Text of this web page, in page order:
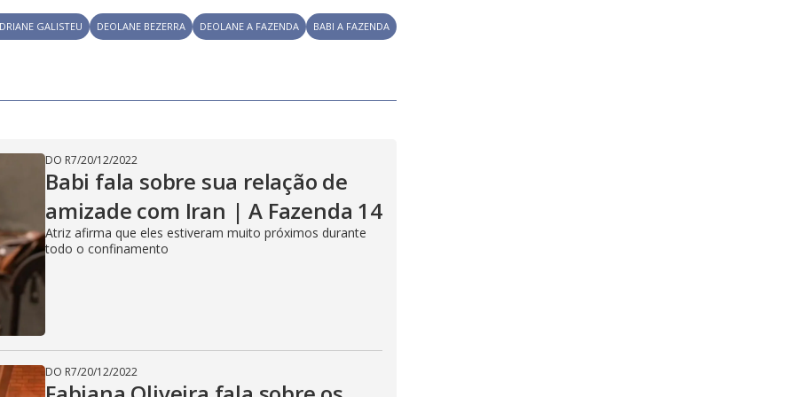
y
V
i
d
e
e
GALISTEU DEOLANE BEZERRA DEOLANE A FAZENDA BABI A FAZENDA
DO R7/20/12/2022
Babi fala sobre sua relação de
amizade com Iran | A Fazenda 14
Atriz afirma que eles estiveram muito próximos durante
todo o confinamento
DO R7/20/12/2022